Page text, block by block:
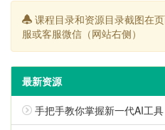
课程目录和资源目录截图在
服或客服微信（网站右侧）
最新资源
手把手教你掌握新一代AI工具